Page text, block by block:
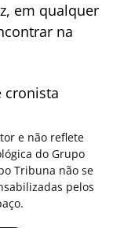
em qualquer
na
cronista
e não reflete
do Grupo
Tribuna não se
pelos